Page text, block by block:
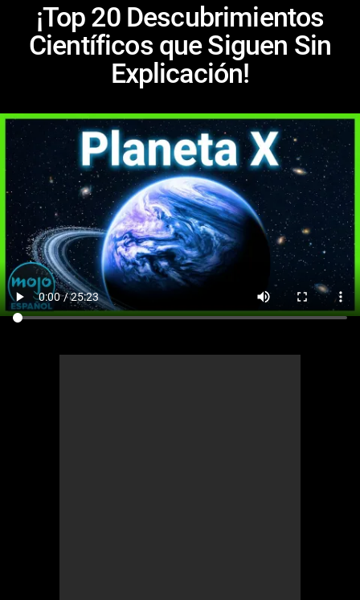
¡Top 20 Descubrimientos
Científicos que Siguen Sin
Explicación!